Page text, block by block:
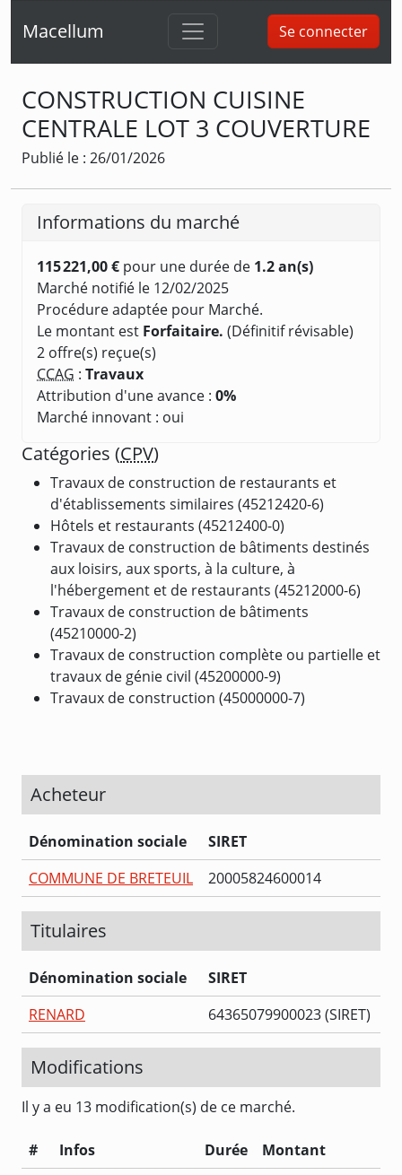
Macellum Se connecter
CONSTRUCTION CUISINE
CENTRALE LOT 3 COUVERTURE
Publié le : 26/01/2026
Informations du marché
115 221,00 € pour une durée de 1.2 an(s)
Marché notifié le 12/02/2025
Procédure adaptée pour Marché.
Le montant est Forfaitaire. (Définitif révisable)
2 offre(s) reçue(s)
CCAG : Travaux
Attribution d'une avance : 0%
Marché innovant : oui
Catégories (CPV)
Travaux de construction de restaurants et
d'établissements similaires (45212420-6)
Hôtels et restaurants (45212400-0)
Travaux de construction de bâtiments destinés
aux loisirs, aux sports, à la culture, à
l'hébergement et de restaurants (45212000-6)
Travaux de construction de bâtiments
(45210000-2)
Travaux de construction complète ou partielle et
travaux de génie civil (45200000-9)
Travaux de construction (45000000-7)
Acheteur
Dénomination sociale
SIRET
COMMUNE DE BRETEUIL
20005824600014
Titulaires
Dénomination sociale
SIRET
RENARD
64365079900023 (SIRET)
Modifications
Il y a eu 13 modification(s) de ce marché.
# Infos Durée
Montant